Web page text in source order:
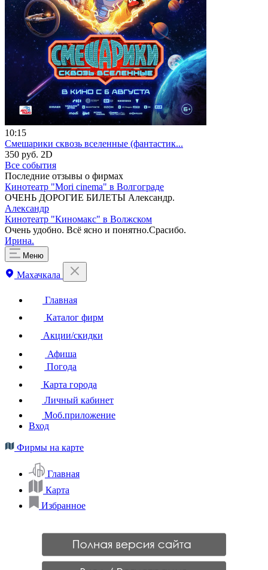
10:15
Смешарики сквозь вселенные (фантастик...
350 руб. 2D
Все события
Последние отзывы о фирмах
Кинотеатр "Mori cinema" в Волгограде
ОЧЕНЬ ДОРОГИЕ БИЛЕТЫ Александр.
Александр
Кинотеатр "Киномакс" в Волжском
Очень удобно. Всё ясно и понятно.Срасибо.
Ирина.
Меню
Махачкала
Главная
Каталог фирм
Акции/скидки
Афиша
Погода
Карта города
Личный кабинет
Моб.приложение
Вход
Фирмы на карте
Главная
Карта
Избранное